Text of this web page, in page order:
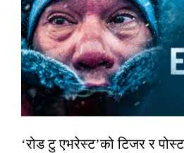
‘रोड टु एभरेस्ट’को टिजर र